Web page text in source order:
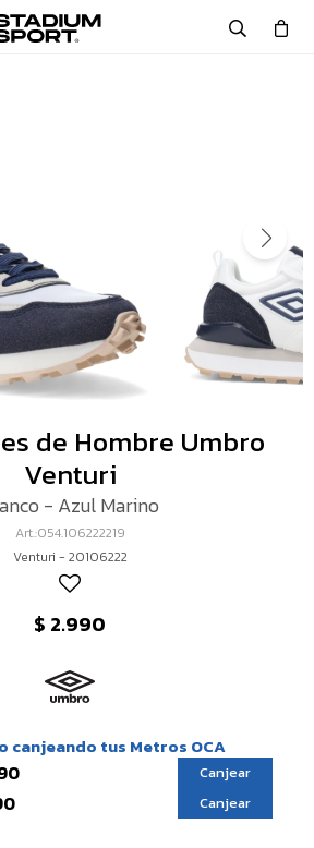
de Hombre Umbro
Venturi
- Azul Marino
054.106222219
Venturi - 20106222
$ 2.990
canjeando tus Metros OCA
Canjear
Canjear